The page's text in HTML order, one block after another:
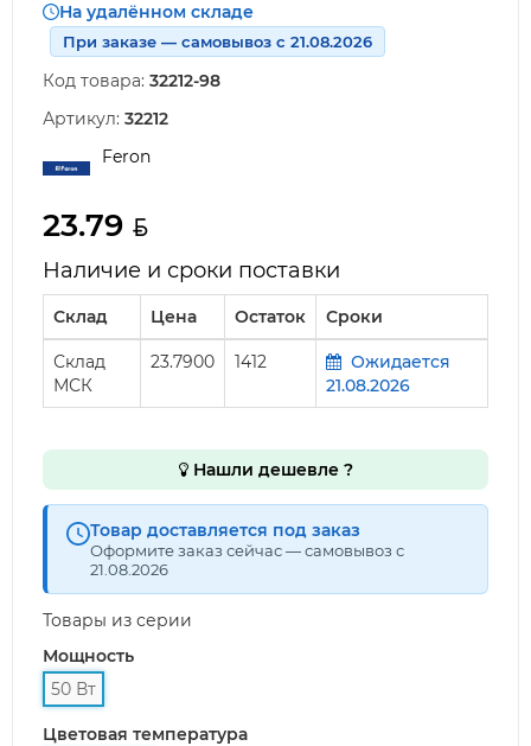
На удалённом складе
При заказе — самовывоз с 21.08.2026
Код товара: 32212-98
Артикул: 32212
Feron
23.79
Наличие и сроки поставки
Склад Цена Остаток Сроки
Склад
МСК
23.7900 1412
Ожидается
21.08.2026
Нашли дешевле ?
Товар доставляется под заказ
Оформите заказ сейчас — самовывоз с
21.08.2026
Товары из серии
Мощность
50 Вт
Цветовая температура